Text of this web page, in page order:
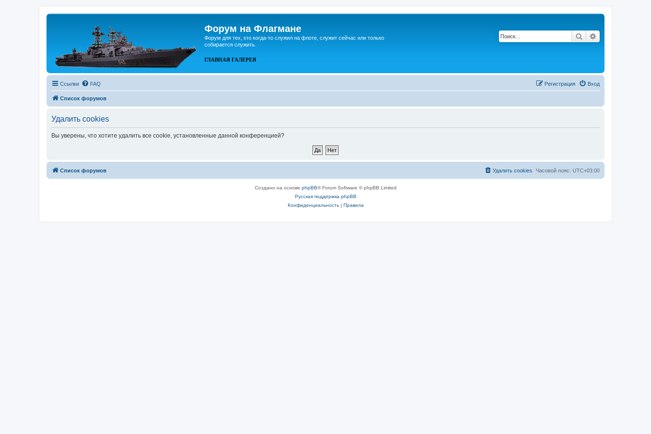
Форум на Флагмане
Форум для тех, кто когда-то служил на флоте, служит сейчас или только
собирается служить.
ГЛАВНАЯ ГАЛЕРЕЯ
Поиск
Ссылки FAQ Вход
Регистрация
Список форумов
Удалить cookies
Вы уверены, что хотите удалить все cookie, установленные данной конференцией?
Список форумов Часовой пояс: UTC+03:00
Удалить cookies
Создано на основе phpBB® Forum Software © phpBB Limited
Русская поддержка phpBB
Конфиденциальность| Правила